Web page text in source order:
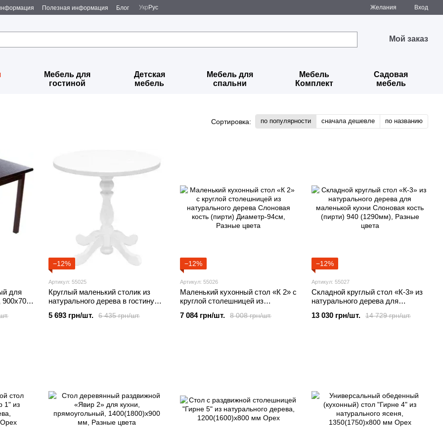
Полезная информация Блог Укр Рус Желания Вход
Мой заказ
Мебель для
гостиной
Детская
мебель
Мебель для
спальни
Мебель
Комплект
Садовая
мебель
Сортировка: по популярности сначала дешевле по названию
для
900х700
−12%
Артикул: 55025
Круглый маленький столик из
натурального дерева в гостиную
Белый
6 435 грн/шт.
5 693 грн/шт.
−12%
Артикул: 55026
Маленький кухонный стол «К 2» с
круглой столешницей из
кость (пирти) Диаметр-94см
8 008 грн/шт.
7 084 грн/шт.
−12%
Артикул: 55027
Складной круглый стол «К-3» из
натурального дерева для
(пирти) 940 (1290мм)14 729 грн/шт.
13 030 грн/шт.